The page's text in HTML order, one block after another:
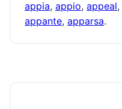
appia, appio, appeal,
appante, apparsa.